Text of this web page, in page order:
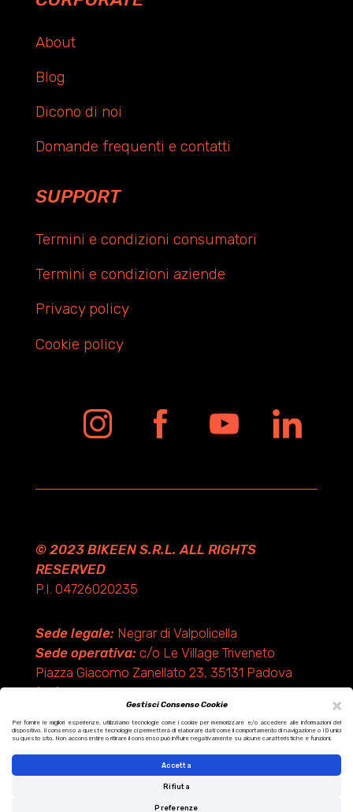
×
Gestisci Consenso Cookie
Per fornire le migliori esperienze, utilizziamo tecnologie come i cookie per memorizzare e/o accedere alle informazioni del
dispositivo. Il consenso a queste tecnologie ci permetterà di elaborare dati come il comportamento di navigazione o ID unici
su questo sito. Non acconsentire o ritirare il consenso può influire negativamente su alcune caratteristiche e funzioni.
Accetta
Rifiuta
Preferenze
About
Blog
Dicono di noi
Domande frequenti e contatti
SUPPORT
Termini e condizioni consumatori
Termini e condizioni aziende
Privacy policy
Cookie policy
© 2023 BIKEEN S.R.L. ALL RIGHTS
RESERVED
P.I. 04726020235
Sede legale:Negrar di Valpolicella
Sede operativa:c/o Le Village Triveneto
Piazza Giacomo Zanellato 23, 35131 Padova
(PD)
Design by KF ADV
Development by Italix.net